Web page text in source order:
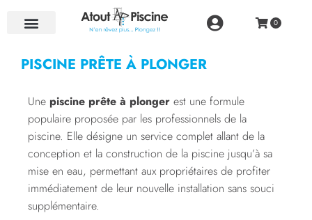
PISCINE PRÊTE À PLONGER
Une piscine prête à plonger est une formule
populaire proposée par les professionnels de la
piscine. Elle désigne un service complet allant de la
conception et la construction de la piscine jusqu’à sa
mise en eau, permettant aux propriétaires de profiter
immédiatement de leur nouvelle installation sans souci
supplémentaire.